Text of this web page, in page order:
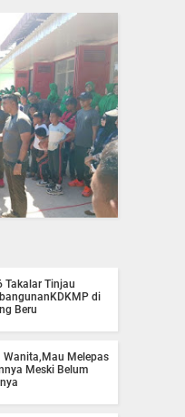
Takalar Tinjau
di
Beru
Wanita,Mau Melepas
Meski Belum